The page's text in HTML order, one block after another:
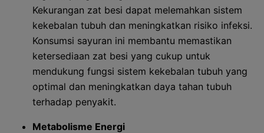
Kekurangan zat besi dapat melemahkan sistem
kekebalan tubuh dan meningkatkan risiko infeksi.
Konsumsi sayuran ini membantu memastikan
ketersediaan zat besi yang cukup untuk
mendukung fungsi sistem kekebalan tubuh yang
optimal dan meningkatkan daya tahan tubuh
terhadap penyakit.
Metabolisme Energi